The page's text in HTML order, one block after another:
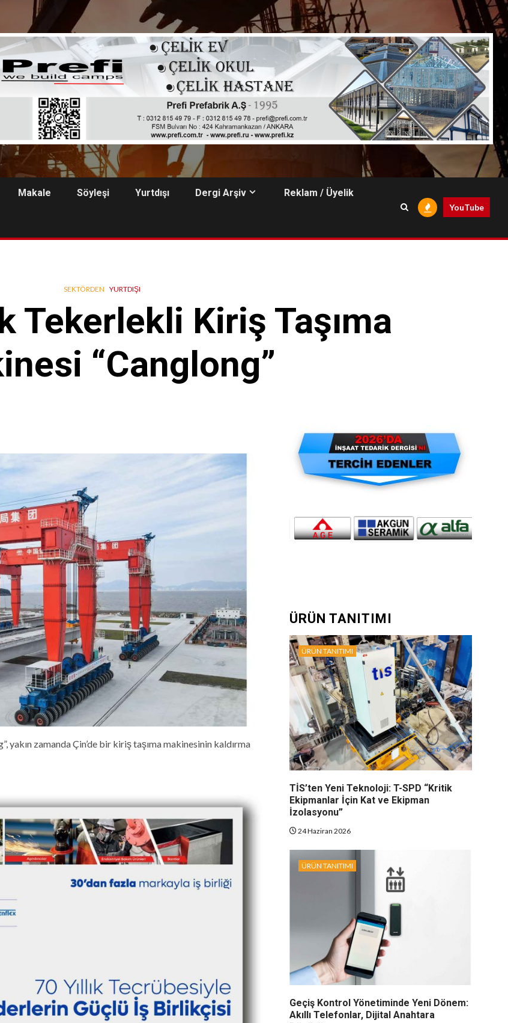
Makale Söyleşi Yurtdışı Dergi Arşiv Reklam / Üyelik
YouTube
SEKTÖRDEN YURTDIŞI
Tekerlekli Kiriş Taşıma
“Canglong”
zamanda Çin’de bir kiriş taşıma makinesinin kaldırma
ÜRÜN TANITIMI
ÜRÜN TANITIMI
TİS’ten Yeni Teknoloji: T-SPD “Kritik
Ekipmanlar İçin Kat ve Ekipman
İzolasyonu”
24 Haziran 2026
ÜRÜN TANITIMI
Geçiş Kontrol Yönetiminde Yeni Dönem:
Akıllı Telefonlar, Dijital Anahtara